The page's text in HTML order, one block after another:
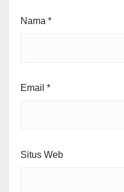
Nama *
Email *
Situs Web